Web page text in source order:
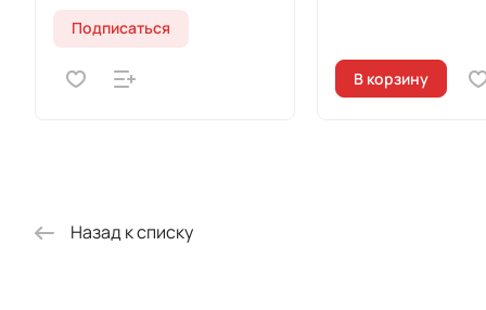
Подписаться
В корзину
Назад к списку